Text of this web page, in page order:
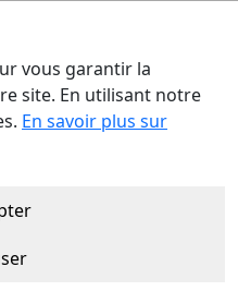
vous garantir la
site. En utilisant notre
En savoir plus sur